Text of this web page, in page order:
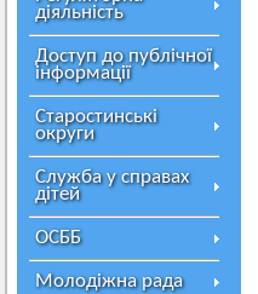
діяльність
Доступ до публічної
інформації
Старостинські
округи
Служба у справах
дітей
ОСББ
Молодіжна рада